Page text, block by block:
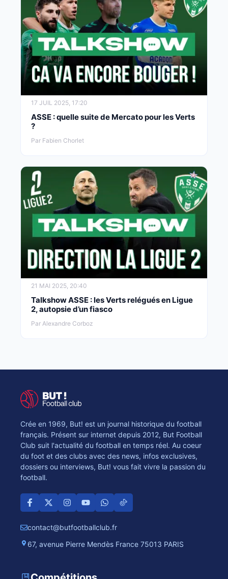
17 JUIL 2025, 17:20
ASSE : quelle suite de Mercato pour les Verts
?
Par Fabien Chorlet
21 MAI 2025, 20:40
Talkshow ASSE : les Verts relégués en Ligue
2, autopsie d’un fiasco
Par Alexandre Corboz
Crée en 1969, But! est un journal historique du football
français. Présent sur internet depuis 2012, But Football
Club suit l'actualité du football en temps réel. Au coeur
du foot et des clubs avec des news, infos exclusives,
dossiers ou interviews, But! vous fait vivre la passion du
football.
contact@butfootballclub.fr
67, avenue Pierre Mendès France 75013 PARIS